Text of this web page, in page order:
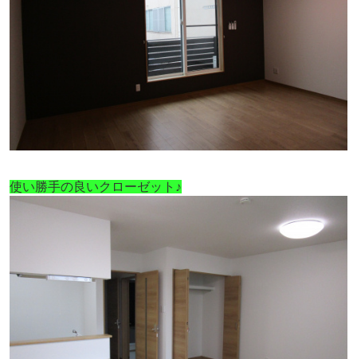
使い勝手の良いクローゼット♪